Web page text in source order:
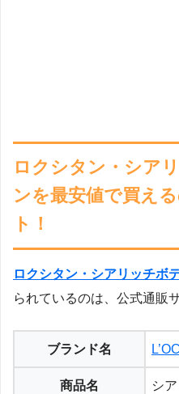
ロクシタン・シア
ンを最安値で買え
ト！
ロクシタン・シアリッチボ
られているのは、公式通販
ブランド名
商品名 シ